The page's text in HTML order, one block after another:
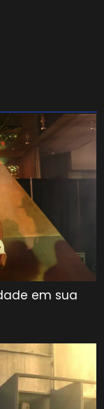
em sua